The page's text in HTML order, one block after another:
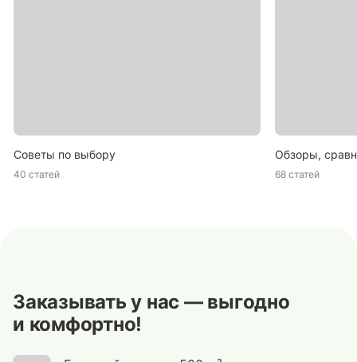
Советы по выбору
40 статей
Обзоры,
68 статей
Заказывать у нас — выгодно
и комфортно!